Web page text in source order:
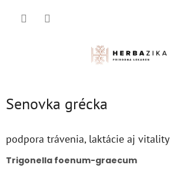
Senovka grécka
podpora trávenia, laktácie aj vitality
Trigonella foenum-graecum